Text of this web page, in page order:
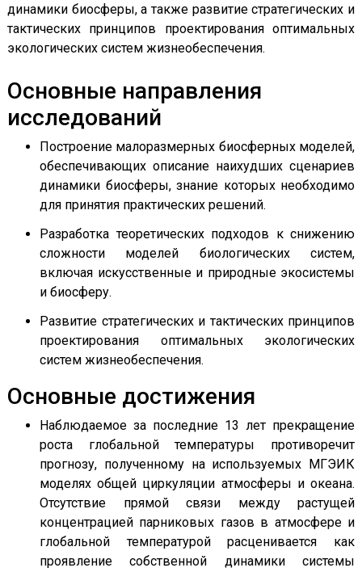
динамики биосферы, а также развитие стратегических и
тактических принципов проектирования оптимальных
экологических систем жизнеобеспечения.
Основные направления
исследований
Построение малоразмерных биосферных моделей,
обеспечивающих описание наихудших сценариев
динамики биосферы, знание которых необходимо
для принятия практических решений.
Разработка теоретических подходов к снижению
сложности моделей биологических систем,
включая искусственные и природные экосистемы
и биосферу.
Развитие стратегических и тактических принципов
проектирования оптимальных экологических
систем жизнеобеспечения.
Основные достижения
Наблюдаемое за последние 13 лет прекращение
роста глобальной температуры противоречит
прогнозу, полученному на используемых МГЭИК
моделях общей циркуляции атмосферы и океана.
Отсутствие прямой связи между растущей
концентрацией парниковых газов в атмосфере и
глобальной температурой расценивается как
проявление собственной динамики системы